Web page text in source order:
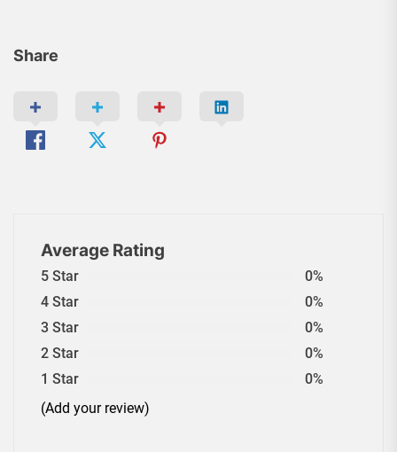
Share
Average Rating
5 Star
0%
4 Star
0%
3 Star
0%
2 Star
0%
1 Star
0%
(Add your review)